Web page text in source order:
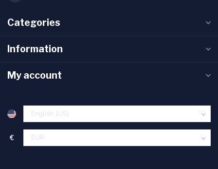
Categories
Information
My account
€